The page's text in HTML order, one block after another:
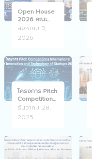
Open House
2026 คณะ
บริหารธุรกิจ
สิงหาคม 3,
2026
โครงการ Pitch
Competitions
2026
ธันวาคม 28,
2025